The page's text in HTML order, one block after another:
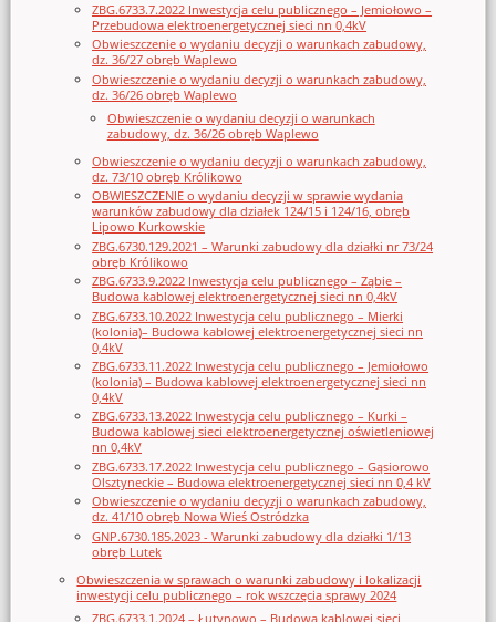
ZBG.6733.7.2022 Inwestycja celu publicznego – Jemiołowo –
Przebudowa elektroenergetycznej sieci nn 0,4kV
Obwieszczenie o wydaniu decyzji o warunkach zabudowy,
dz. 36/27 obręb Waplewo
Obwieszczenie o wydaniu decyzji o warunkach zabudowy,
dz. 36/26 obręb Waplewo
Obwieszczenie o wydaniu decyzji o warunkach
zabudowy, dz. 36/26 obręb Waplewo
Obwieszczenie o wydaniu decyzji o warunkach zabudowy,
dz. 73/10 obręb Królikowo
OBWIESZCZENIE o wydaniu decyzji w sprawie wydania
warunków zabudowy dla działek 124/15 i 124/16, obręb
Lipowo Kurkowskie
ZBG.6730.129.2021 – Warunki zabudowy dla działki nr 73/24
obręb Królikowo
ZBG.6733.9.2022 Inwestycja celu publicznego – Ząbie –
Budowa kablowej elektroenergetycznej sieci nn 0,4kV
ZBG.6733.10.2022 Inwestycja celu publicznego – Mierki
(kolonia)– Budowa kablowej elektroenergetycznej sieci nn
0,4kV
ZBG.6733.11.2022 Inwestycja celu publicznego – Jemiołowo
(kolonia) – Budowa kablowej elektroenergetycznej sieci nn
0,4kV
ZBG.6733.13.2022 Inwestycja celu publicznego – Kurki –
Budowa kablowej sieci elektroenergetycznej oświetleniowej
nn 0,4kV
ZBG.6733.17.2022 Inwestycja celu publicznego – Gąsiorowo
Olsztyneckie – Budowa elektroenergetycznej sieci nn 0,4 kV
Obwieszczenie o wydaniu decyzji o warunkach zabudowy,
dz. 41/10 obręb Nowa Wieś Ostródzka
GNP.6730.185.2023 - Warunki zabudowy dla działki 1/13
obręb Lutek
Obwieszczenia w sprawach o warunki zabudowy i lokalizacji
inwestycji celu publicznego – rok wszczęcia sprawy 2024
ZBG.6733.1.2024 – Łutynowo – Budowa kablowej sieci